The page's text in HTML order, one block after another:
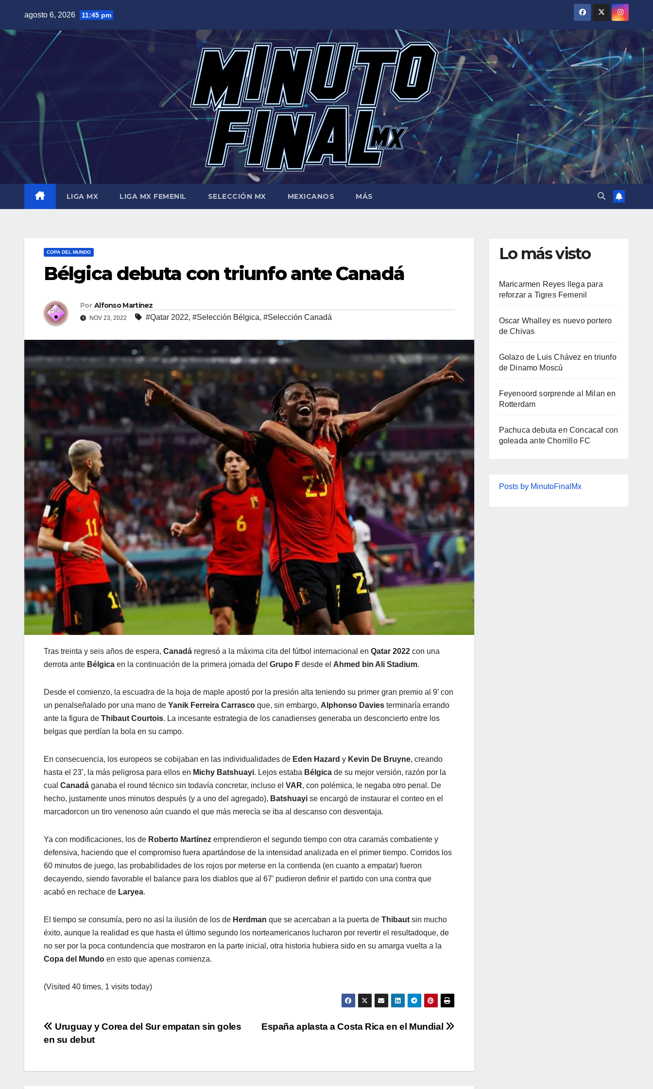
contenido
agosto 6, 2026 11:45 pm
LIGA MX LIGA MX FEMENIL SELECCIÓN MX MEXICANOS MÁS
COPA DEL MUNDO
Bélgica debuta con triunfo ante Canadá
Por Alfonso Martínez
NOV 23, 2022 #Qatar 2022, #Selección Bélgica, #Selección Canadá
Tras treinta y seis años de espera, Canadá regresó a la máxima cita del fútbol internacional en Qatar 2022 con una
derrota ante Bélgica en la continuación de la primera jornada del Grupo F desde el Ahmed bin Ali Stadium.
Desde el comienzo, la escuadra de la hoja de maple apostó por la presión alta teniendo su primer gran premio al 9’ con
un penalseñalado por una mano de Yanik Ferreira Carrasco que, sin embargo, Alphonso Davies terminaría errando
ante la figura de Thibaut Courtois. La incesante estrategia de los canadienses generaba un desconcierto entre los
belgas que perdían la bola en su campo.
En consecuencia, los europeos se cobijaban en las individualidades de Eden Hazard y Kevin De Bruyne, creando
hasta el 23’, la más peligrosa para ellos en Michy Batshuayi. Lejos estaba Bélgica de su mejor versión, razón por la
cual Canadá ganaba el round técnico sin todavía concretar, incluso el VAR, con polémica, le negaba otro penal. De
hecho, justamente unos minutos después (y a uno del agregado), Batshuayi se encargó de instaurar el conteo en el
marcadorcon un tiro venenoso aún cuando el que más merecía se iba al descanso con desventaja.
Ya con modificaciones, los de Roberto Martínez emprendieron el segundo tiempo con otra caramás combatiente y
defensiva, haciendo que el compromiso fuera apartándose de la intensidad analizada en el primer tiempo. Corridos los
60 minutos de juego, las probabilidades de los rojos por meterse en la contienda (en cuanto a empatar) fueron
decayendo, siendo favorable el balance para los diablos que al 67’ pudieron definir el partido con una contra que
acabó en rechace de Laryea.
El tiempo se consumía, pero no así la ilusión de los de Herdman que se acercaban a la puerta de Thibaut sin mucho
éxito, aunque la realidad es que hasta el último segundo los norteamericanos lucharon por revertir el resultadoque, de
no ser por la poca contundencia que mostraron en la parte inicial, otra historia hubiera sido en su amarga vuelta a la
Copa del
Mundo en esto que apenas comienza.
(Visited 40 times, 1 visits today)
Navegación
entradas
España aplasta a Costa Rica en el Mundial
Uruguay y Corea del Sur empatan sin goles
en su debut
Lo más visto
Maricarmen Reyes llega para
reforzar a Tigres Femenil
Oscar Whalley es nuevo portero
de Chivas
Golazo de Luis Chávez en triunfo
de Dinamo Moscú
Feyenoord sorprende al Milan en
Rotterdam
Pachuca debuta en Concacaf con
goleada ante Chorrillo FC
Posts by MinutoFinalMx